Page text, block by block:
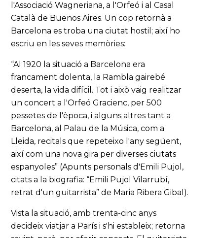
l'Associació Wagneriana, a l'Orfeó i al Casal
Català de Buenos Aires. Un cop retornà a
Barcelona es troba una ciutat hostil; així ho
escriu en les seves memòries:
“Al 1920 la situació a Barcelona era
francament dolenta, la Rambla gairebé
deserta, la vida difícil. Tot i això vaig realitzar
un concert a l'Orfeó Gracienc, per 500
pessetes de l'època, i alguns altres tant a
Barcelona, al Palau de la Música, com a
Lleida, recitals que repeteixo l'any següent,
així com una nova gira per diverses ciutats
espanyoles” (Apunts personals d'Emili Pujol,
citats a la biografia: “Emili Pujol Vilarrubí,
retrat d'un guitarrista” de Maria Ribera Gibal).
Vista la situació, amb trenta-cinc anys
decideix viatjar a París i s'hi estableix; retorna